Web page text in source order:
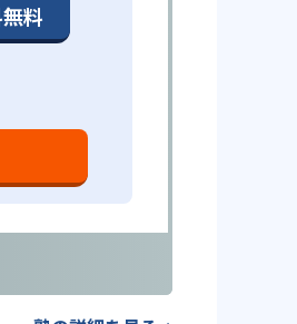
料